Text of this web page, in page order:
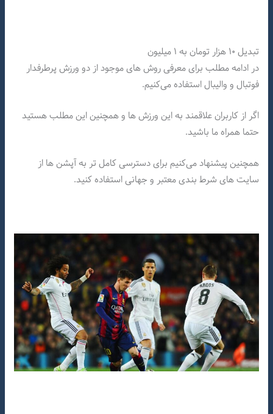
تبدیل ۱۰ هزار تومان به ۱ میلیون
در ادامه مطلب برای معرفی روش های موجود از دو ورزش پرطرفدار
فوتبال و والیبال استفاده می‌کنیم.
اگر از کاربران علاقمند به این ورزش ها و همچنین این مطلب هستید
حتما همراه ما باشید.
همچنین پیشنهاد می‌کنیم برای دسترسی کامل تر به آپشن ها از
سایت های شرط بندی معتبر و جهانی استفاده کنید‌.